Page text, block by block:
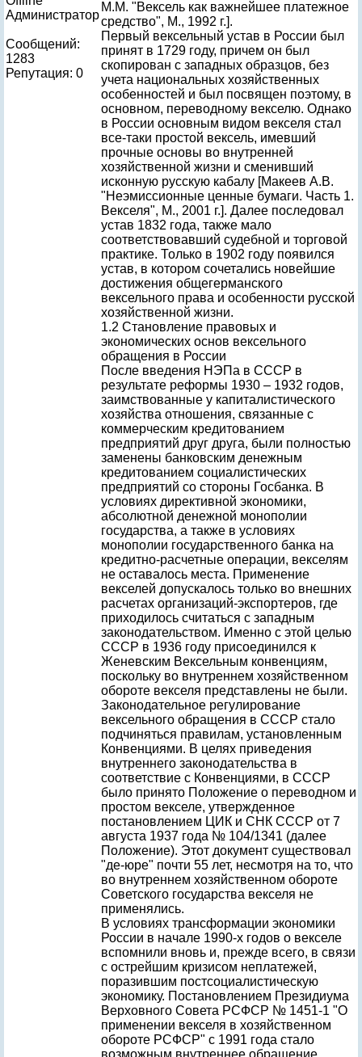
Администратор
Сообщений:
1283
Репутация: 0
М.М. "Вексель как важнейшее платежное
средство", М., 1992 г.].
Первый вексельный устав в России был
принят в 1729 году, причем он был
скопирован с западных образцов, без
учета национальных хозяйственных
особенностей и был посвящен поэтому, в
основном, переводному векселю. Однако
в России основным видом векселя стал
все-таки простой вексель, имевший
прочные основы во внутренней
хозяйственной жизни и сменивший
исконную русскую кабалу [Макеев А.В.
"Неэмиссионные ценные бумаги. Часть 1.
Векселя", М., 2001 г.]. Далее последовал
устав 1832 года, также мало
соответствовавший судебной и торговой
практике. Только в 1902 году появился
устав, в котором сочетались новейшие
достижения общегерманского
вексельного права и особенности русской
хозяйственной жизни.
1.2 Становление правовых и
экономических основ вексельного
обращения в России
После введения НЭПа в СССР в
результате реформы 1930 – 1932 годов,
заимствованные у капиталистического
хозяйства отношения, связанные с
коммерческим кредитованием
предприятий друг друга, были полностью
заменены банковским денежным
кредитованием социалистических
предприятий со стороны Госбанка. В
условиях директивной экономики,
абсолютной денежной монополии
государства, а также в условиях
монополии государственного банка на
кредитно-расчетные операции, векселям
не оставалось места. Применение
векселей допускалось только во внешних
расчетах организаций-экспортеров, где
приходилось считаться с западным
законодательством. Именно с этой целью
СССР в 1936 году присоединился к
Женевским Вексельным конвенциям,
поскольку во внутреннем хозяйственном
обороте векселя представлены не были.
Законодательное регулирование
вексельного обращения в СССР стало
подчиняться правилам, установленным
Конвенциями. В целях приведения
внутреннего законодательства в
соответствие с Конвенциями, в СССР
было принято Положение о переводном и
простом векселе, утвержденное
постановлением ЦИК и СНК СССР от 7
августа 1937 года № 104/1341 (далее
Положение). Этот документ существовал
"де-юре" почти 55 лет, несмотря на то, что
во внутреннем хозяйственном обороте
Советского государства векселя не
применялись.
В условиях трансформации экономики
России в начале 1990-х годов о векселе
вспомнили вновь и, прежде всего, в связи
с острейшим кризисом неплатежей,
поразившим постсоциалистическую
экономику. Постановлением Президиума
Верховного Совета РСФСР № 1451-1 "О
применении векселя в хозяйственном
обороте РСФСР" с 1991 года стало
возможным внутреннее обращение